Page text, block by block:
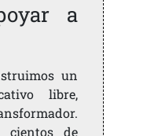
a
un
libre,
de